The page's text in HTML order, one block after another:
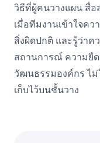
วิธีที่ผู้คนวางแผน สื่อ
เมื่อทีมงานเข้าใจคว
สิ่งผิดปกติ และรู้ว่าค
สถานการณ์ ความยื
วัฒนธรรมองค์กร ไม่
เก็บไว้บนชั้นวาง